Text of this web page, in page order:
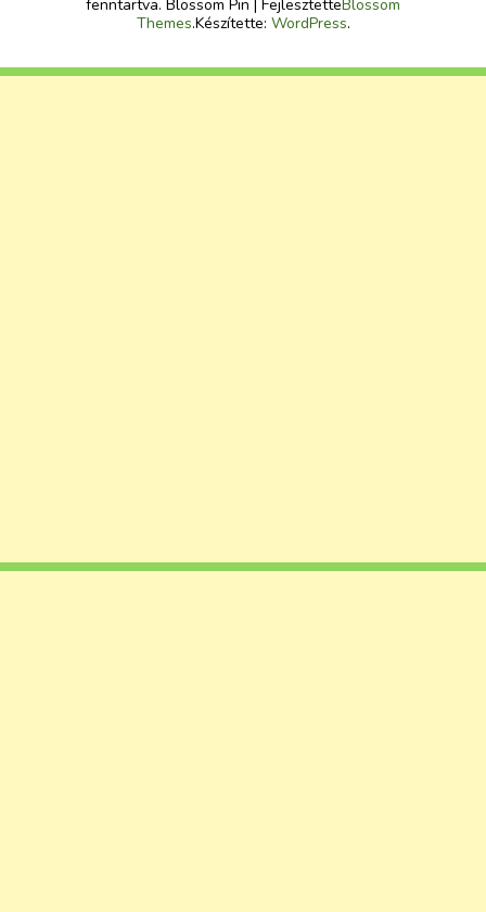
fenntartva. Blossom Pin | FejlesztetteBlossom
Themes.Készítette: WordPress.